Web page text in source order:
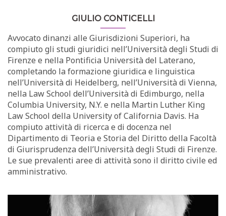
GIULIO CONTICELLI
Avvocato dinanzi alle Giurisdizioni Superiori, ha
compiuto gli studi giuridici nell’Università degli Studi di
Firenze e nella Pontificia Università del Laterano,
completando la formazione giuridica e linguistica
nell’Università di Heidelberg, nell’Università di Vienna,
nella Law School dell’Università di Edimburgo, nella
Columbia University, N.Y. e nella Martin Luther King
Law School della University of California Davis. Ha
compiuto attività di ricerca e di docenza nel
Dipartimento di Teoria e Storia del Diritto della Facoltà
di Giurisprudenza dell’Università degli Studi di Firenze.
Le sue prevalenti aree di attività sono il diritto civile ed
amministrativo.